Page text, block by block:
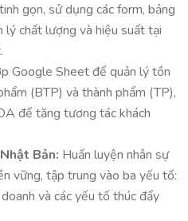
gọn, sử dụng các form, bảng
lý chất lượng và hiệu suất tại
Google Sheet để quản lý tồn
(BTP) và thành phẩm (TP),
để tăng tương tác khách
Bản: Huấn luyện nhân sự
vững, tập trung vào ba yếu tố:
và các yếu tố thúc đẩy